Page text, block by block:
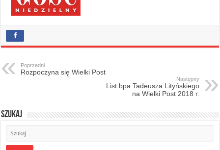
Poprzedni
Rozpoczyna się Wielki Post
Następny
List bpa Tadeusza Lityńskiego
na Wielki Post 2018 r.
Szukaj